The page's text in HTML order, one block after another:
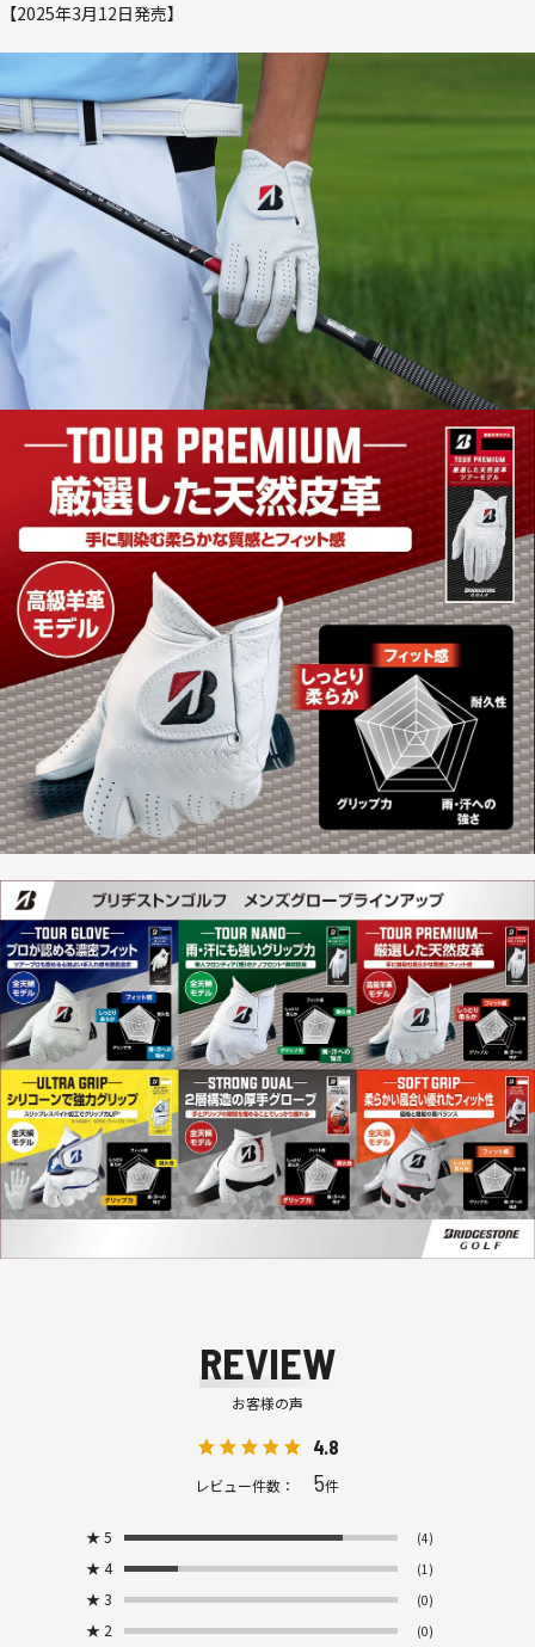
【2025年3月12日発売】
REVIEW
お客様の声
4.8
レビュー件数： 5件
★ 5 (4)
★ 4 (1)
★ 3 (0)
★ 2 (0)